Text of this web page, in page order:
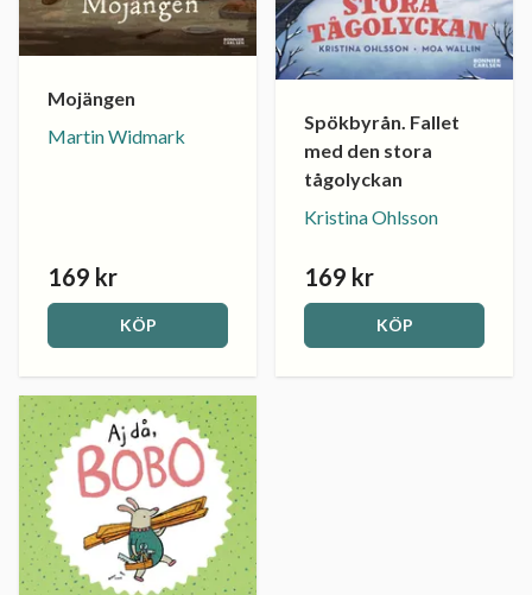
Mojängen
Martin Widmark
169 kr
KÖP
Spökbyrån. Fallet
med den stora
tågolyckan
Kristina Ohlsson
169 kr
KÖP